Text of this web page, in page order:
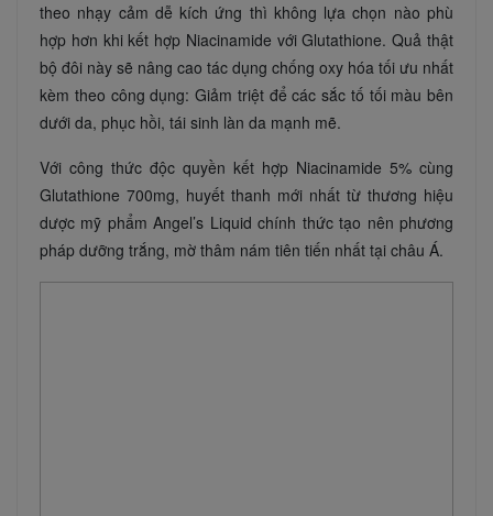
theo nhạy cảm dễ kích ứng thì không lựa chọn nào phù
hợp hơn khi kết hợp Niacinamide với Glutathione. Quả thật
bộ đôi này sẽ nâng cao tác dụng chống oxy hóa tối ưu nhất
kèm theo công dụng: Giảm triệt để các sắc tố tối màu bên
dưới da, phục hồi, tái sinh làn da mạnh mẽ.
Với công thức độc quyền kết hợp Niacinamide 5% cùng
Glutathione 700mg, huyết thanh mới nhất từ thương hiệu
dược mỹ phẩm Angel’s Liquid chính thức tạo nên phương
pháp dưỡng trắng, mờ thâm nám tiên tiến nhất tại châu Á.